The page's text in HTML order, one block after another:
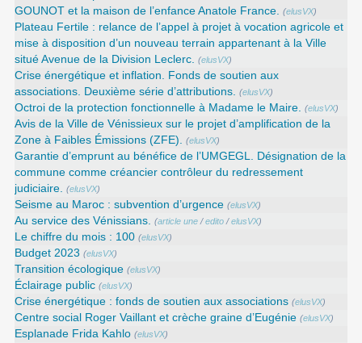
GOUNOT et la maison de l’enfance Anatole France. (elusVX)
Plateau Fertile : relance de l’appel à projet à vocation agricole et
mise à disposition d’un nouveau terrain appartenant à la Ville
situé Avenue de la Division Leclerc. (elusVX)
Crise énergétique et inflation. Fonds de soutien aux
associations. Deuxième série d’attributions. (elusVX)
Octroi de la protection fonctionnelle à Madame le Maire. (elusVX)
Avis de la Ville de Vénissieux sur le projet d’amplification de la
Zone à Faibles Émissions (ZFE). (elusVX)
Garantie d’emprunt au bénéfice de l’UMGEGL. Désignation de la
commune comme créancier contrôleur du redressement
judiciaire. (elusVX)
Seisme au Maroc : subvention d’urgence (elusVX)
Au service des Vénissians. (article une /edito /elusVX)
Le chiffre du mois : 100 (elusVX)
Budget 2023 (elusVX)
Transition écologique (elusVX)
Éclairage public (elusVX)
Crise énergétique : fonds de soutien aux associations (elusVX)
Centre social Roger Vaillant et crèche graine d’Eugénie (elusVX)
Esplanade Frida Kahlo (elusVX)